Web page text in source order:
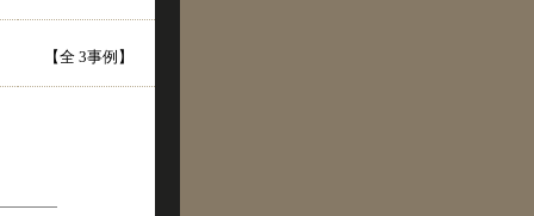
【全 3事例】